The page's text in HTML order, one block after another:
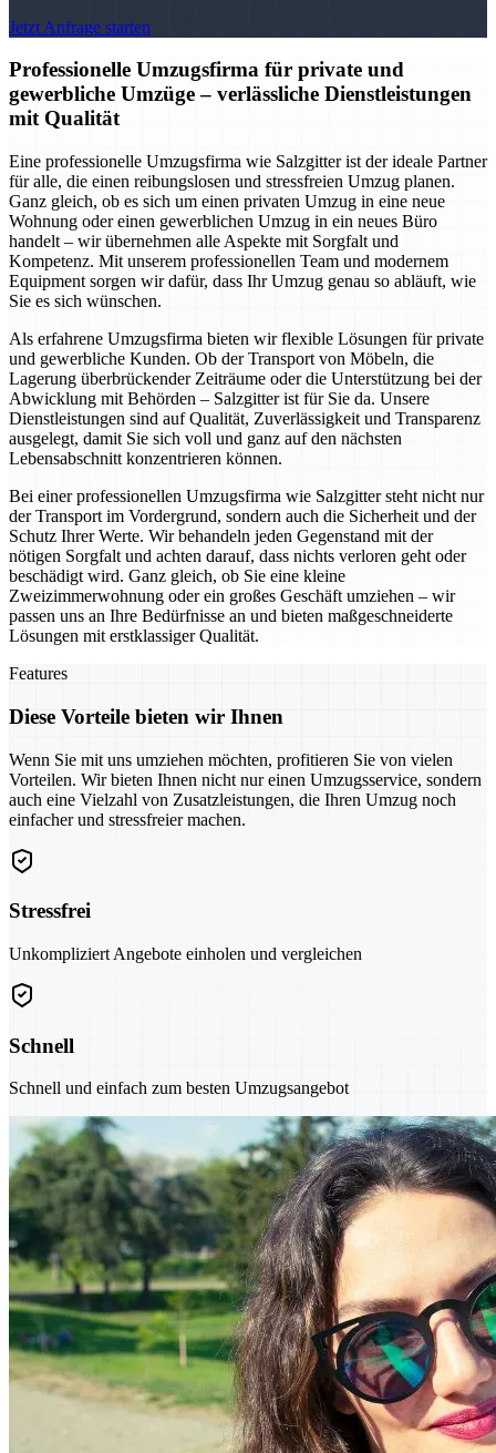
Jetzt Anfrage starten
Professionelle Umzugsfirma für private und
gewerbliche Umzüge – verlässliche Dienstleistungen
mit Qualität
Eine professionelle Umzugsfirma wie Salzgitter ist der ideale Partner
für alle, die einen reibungslosen und stressfreien Umzug planen.
Ganz gleich, ob es sich um einen privaten Umzug in eine neue
Wohnung oder einen gewerblichen Umzug in ein neues Büro
handelt – wir übernehmen alle Aspekte mit Sorgfalt und
Kompetenz. Mit unserem professionellen Team und modernem
Equipment sorgen wir dafür, dass Ihr Umzug genau so abläuft, wie
Sie es sich wünschen.
Als erfahrene Umzugsfirma bieten wir flexible Lösungen für private
und gewerbliche Kunden. Ob der Transport von Möbeln, die
Lagerung überbrückender Zeiträume oder die Unterstützung bei der
Abwicklung mit Behörden – Salzgitter ist für Sie da. Unsere
Dienstleistungen sind auf Qualität, Zuverlässigkeit und Transparenz
ausgelegt, damit Sie sich voll und ganz auf den nächsten
Lebensabschnitt konzentrieren können.
Bei einer professionellen Umzugsfirma wie Salzgitter steht nicht nur
der Transport im Vordergrund, sondern auch die Sicherheit und der
Schutz Ihrer Werte. Wir behandeln jeden Gegenstand mit der
nötigen Sorgfalt und achten darauf, dass nichts verloren geht oder
beschädigt wird. Ganz gleich, ob Sie eine kleine
Zweizimmerwohnung oder ein großes Geschäft umziehen – wir
passen uns an Ihre Bedürfnisse an und bieten maßgeschneiderte
Lösungen mit erstklassiger Qualität.
Features
Diese Vorteile bieten wir Ihnen
Wenn Sie mit uns umziehen möchten, profitieren Sie von vielen
Vorteilen. Wir bieten Ihnen nicht nur einen Umzugsservice, sondern
auch eine Vielzahl von Zusatzleistungen, die Ihren Umzug noch
einfacher und stressfreier machen.
Stressfrei
Unkompliziert Angebote einholen und vergleichen
Schnell
Schnell und einfach zum besten Umzugsangebot